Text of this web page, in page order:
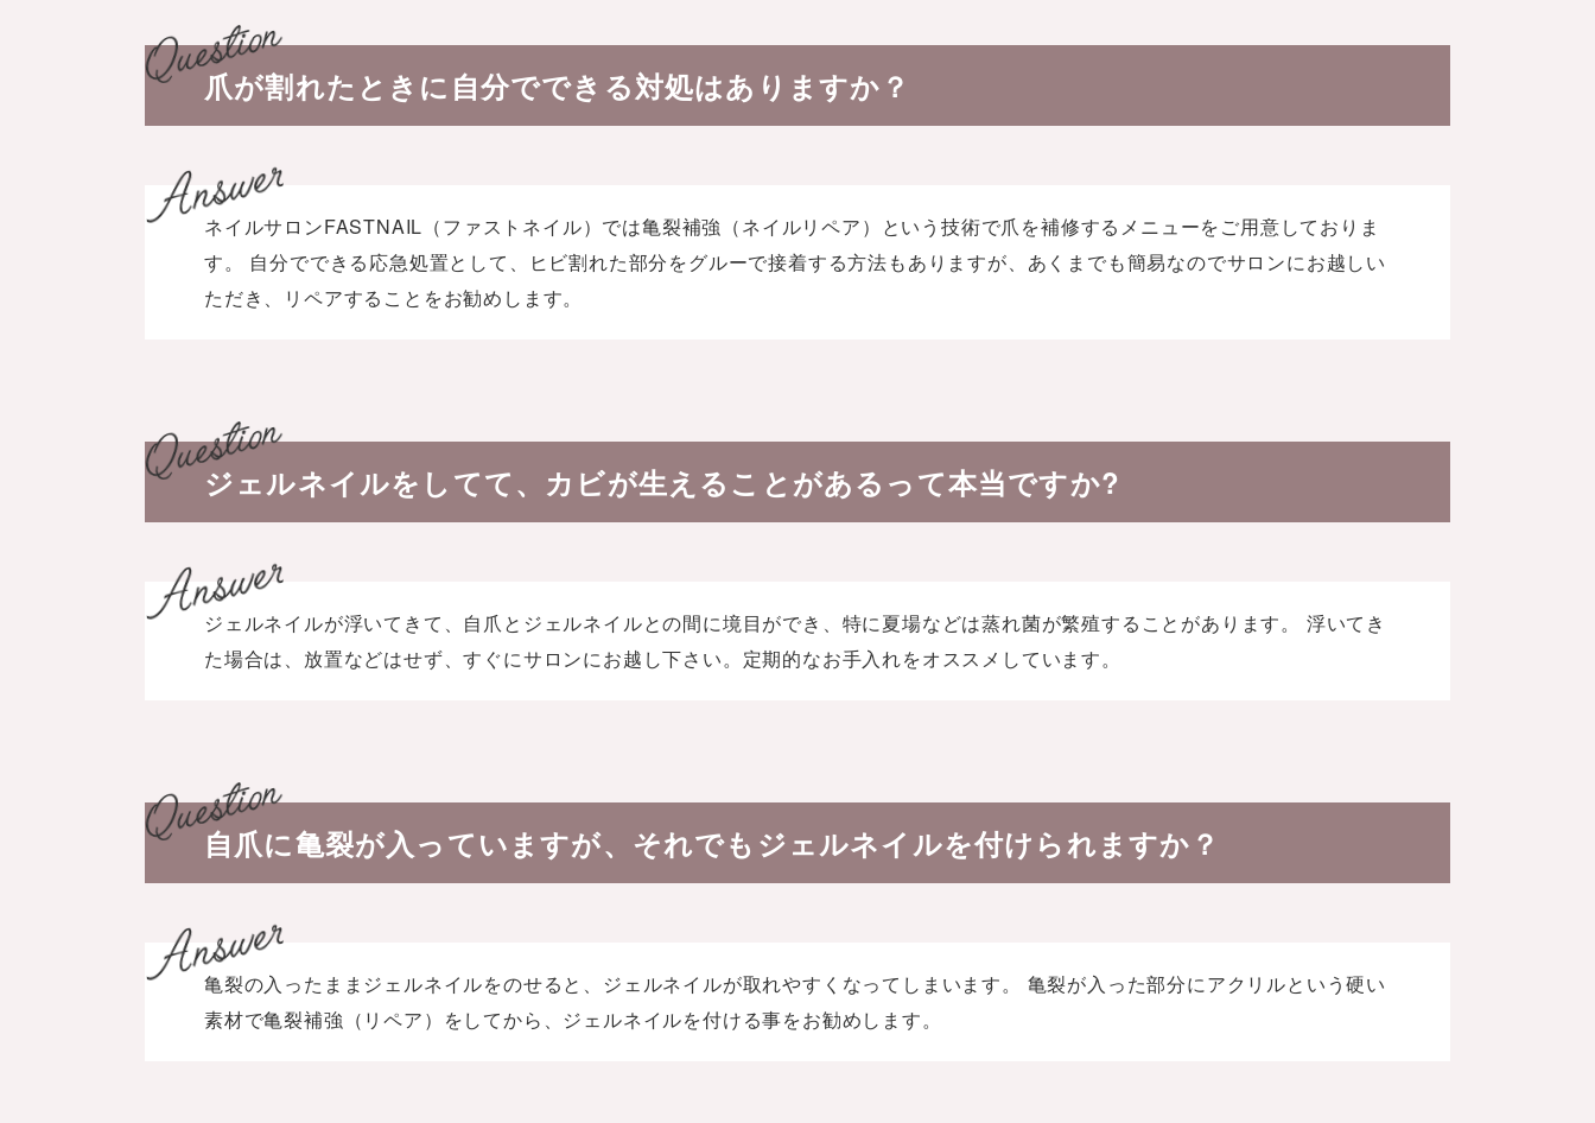
爪が割れたときに自分でできる対処はありますか？
ネイルサロンFASTNAIL（ファストネイル）では亀裂補強（ネイルリペア）という技術で爪を補修するメニューをご用意しておりま
す。 自分でできる応急処置として、ヒビ割れた部分をグルーで接着する方法もありますが、あくまでも簡易なのでサロンにお越しい
ただき、リペアすることをお勧めします。
ジェルネイルをしてて、カビが生えることがあるって本当ですか?
ジェルネイルが浮いてきて、自爪とジェルネイルとの間に境目ができ、特に夏場などは蒸れ菌が繁殖することがあります。 浮いてき
た場合は、放置などはせず、すぐにサロンにお越し下さい。定期的なお手入れをオススメしています。
自爪に亀裂が入っていますが、それでもジェルネイルを付けられますか？
亀裂の入ったままジェルネイルをのせると、ジェルネイルが取れやすくなってしまいます。 亀裂が入った部分にアクリルという硬い
素材で亀裂補強（リペア）をしてから、ジェルネイルを付ける事をお勧めします。